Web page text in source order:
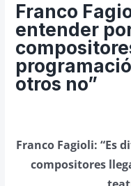
Nosotros y privacidad
Buscar:
Franco
entender
otros no”
Franco Fagioli: “Es
compositores